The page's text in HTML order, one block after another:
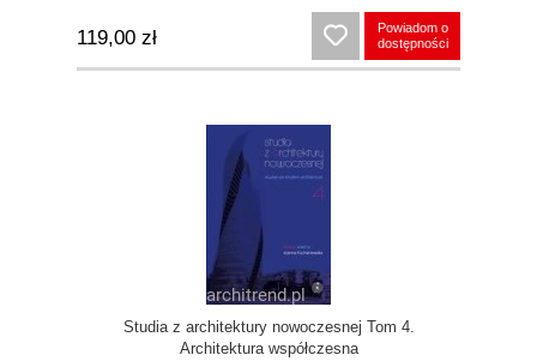
119,00 zł
Powiadom o
dostępności
Studia z architektury nowoczesnej Tom 4.
Architektura współczesna